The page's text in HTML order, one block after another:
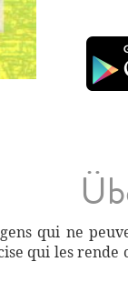
qui ne
qui les